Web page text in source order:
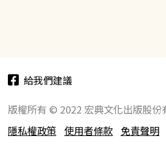
給我們建議
版權所有 © 2022 宏典文化出版股份
隱私權政策 使用者條款 免責聲明